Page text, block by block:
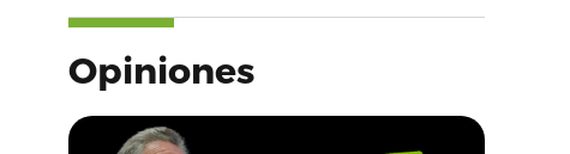
Opiniones